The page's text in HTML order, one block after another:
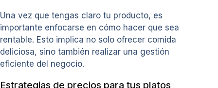
Una vez que tengas claro tu producto, es
importante enfocarse en cómo hacer que sea
rentable. Esto implica no solo ofrecer comida
deliciosa, sino también realizar una gestión
eficiente del negocio.
Estrategias de precios para tus platos